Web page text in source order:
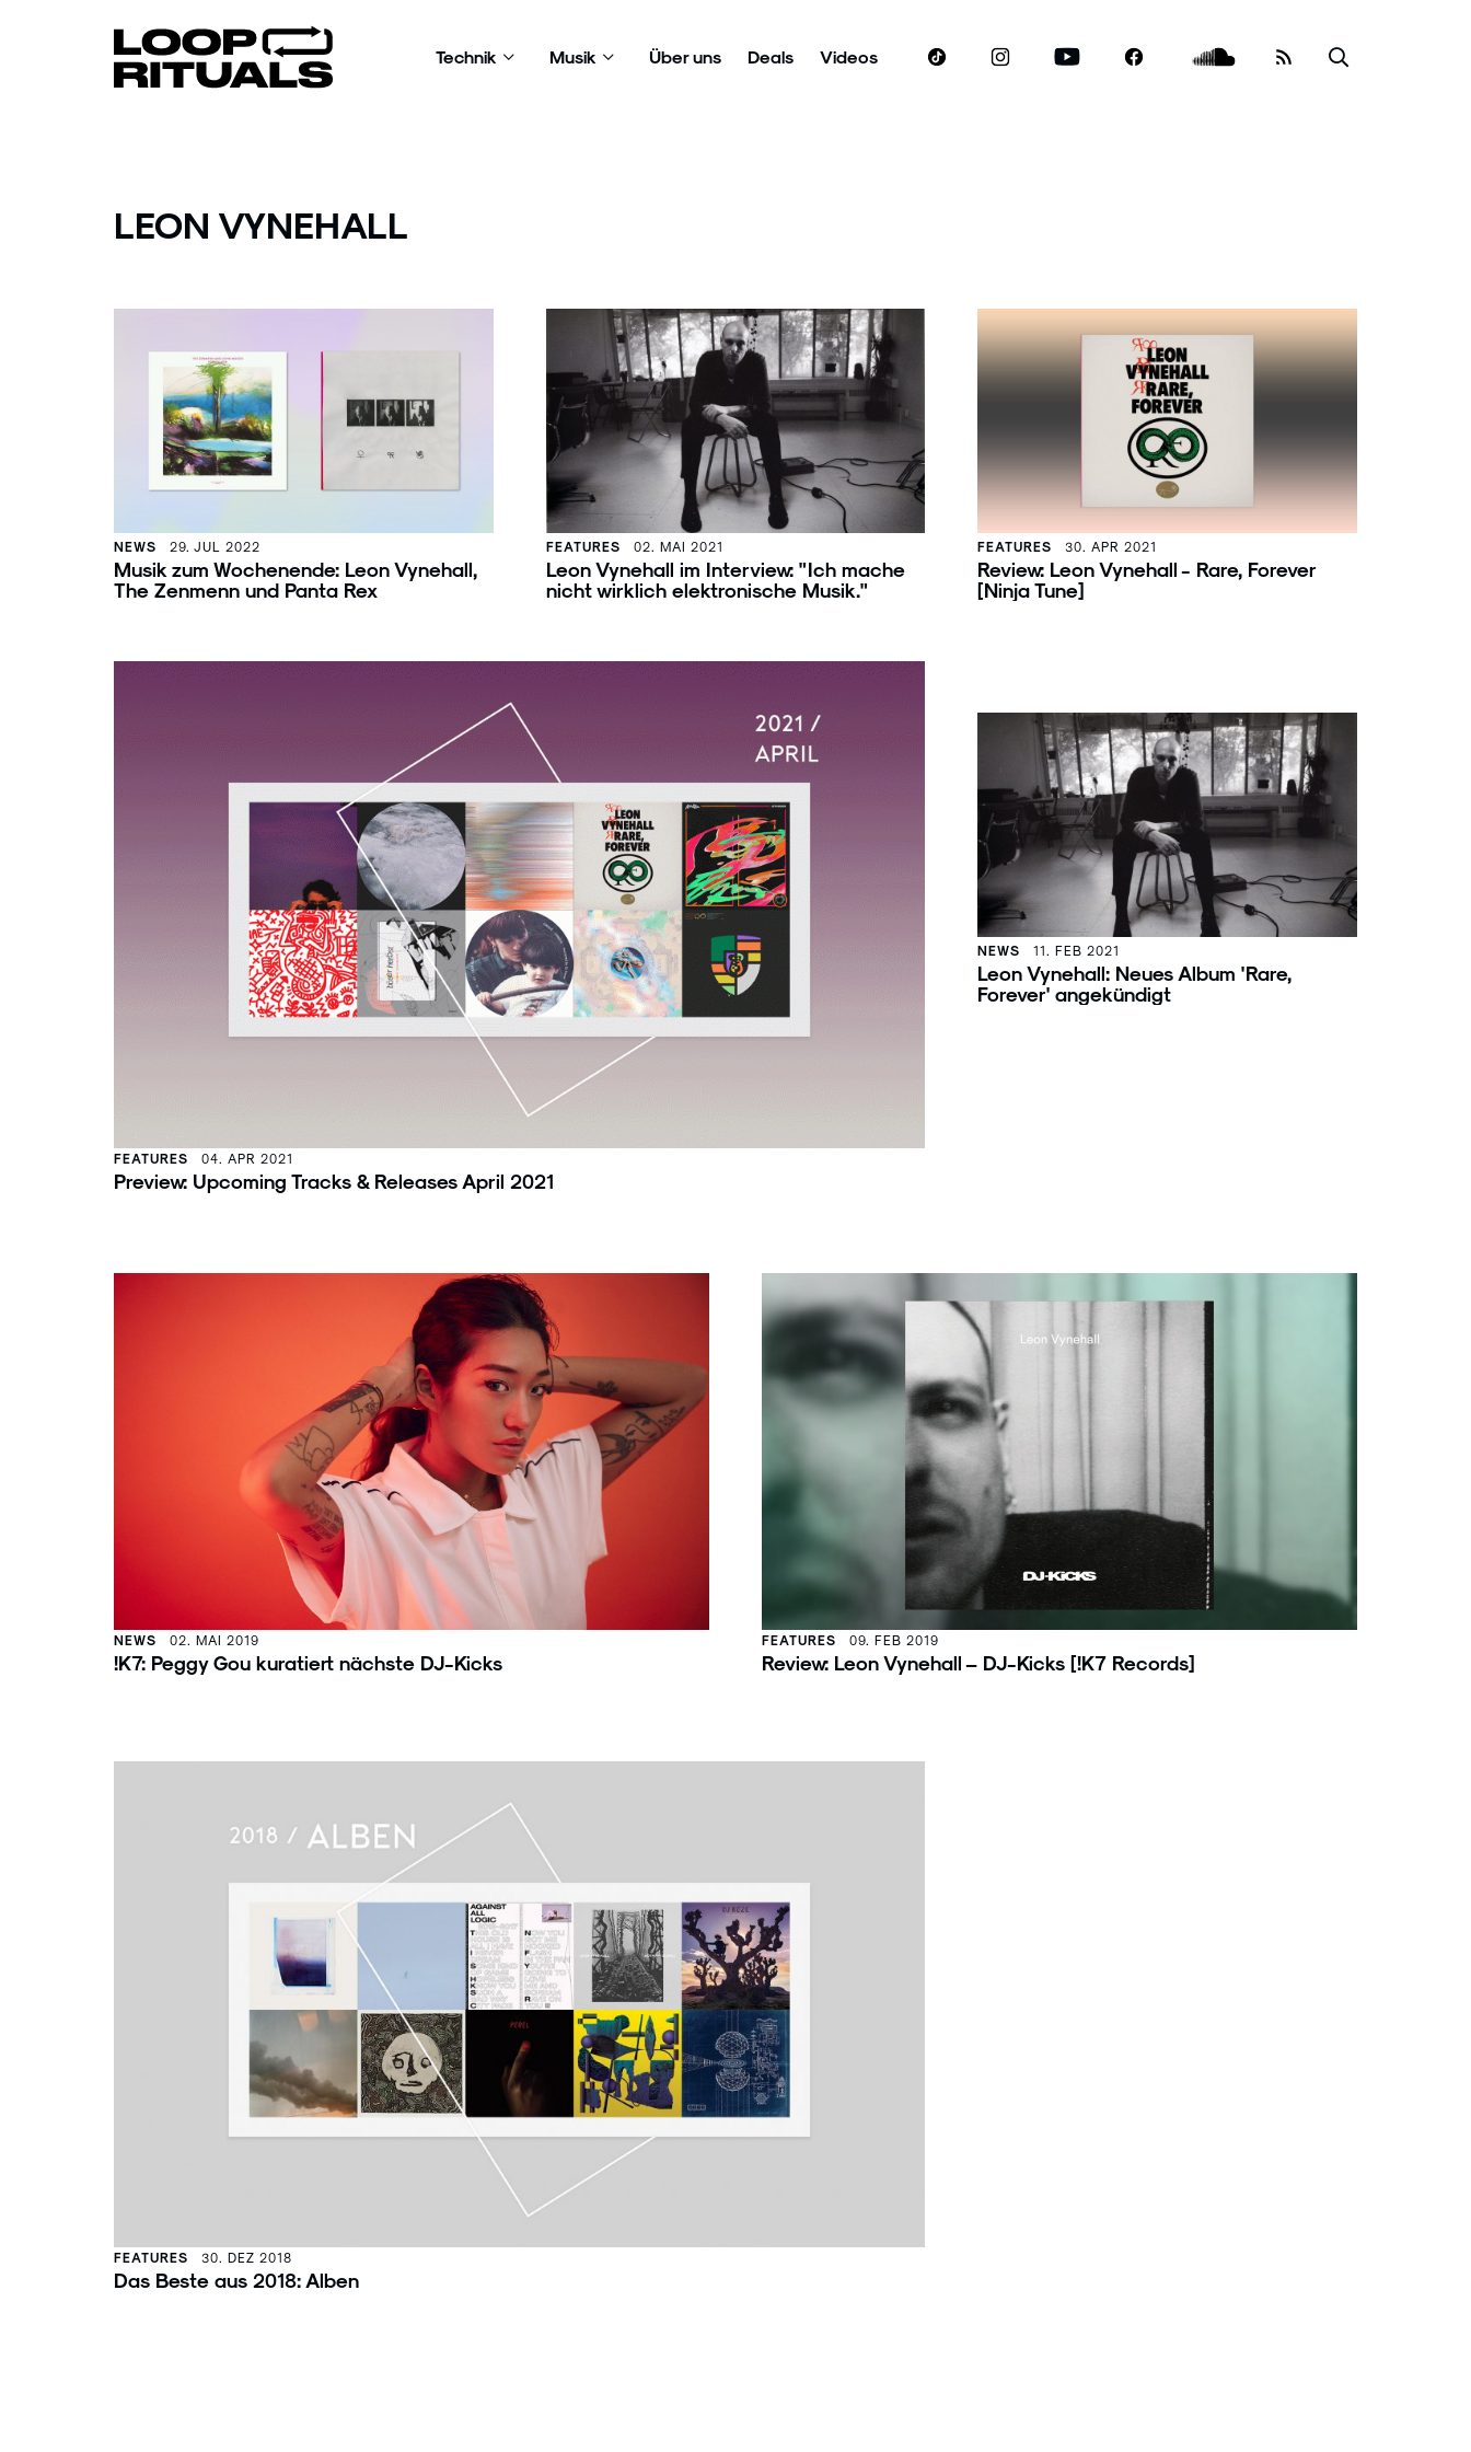
Technik Musik Über uns Deals Videos
LEON VYNEHALL
NEWS 29. JUL 2022
Musik zum Wochenende: Leon Vynehall,
The Zenmenn und Panta Rex
FEATURES 02. MAI 2021
Leon Vynehall im Interview: "Ich mache
nicht wirklich elektronische Musik."
FEATURES 30. APR 2021
Review: Leon Vynehall - Rare, Forever
[Ninja Tune]
FEATURES 04. APR 2021
Preview: Upcoming Tracks & Releases April 2021
NEWS 11. FEB 2021
Leon Vynehall: Neues Album 'Rare,
Forever' angekündigt
NEWS 02. MAI 2019
!K7: Peggy Gou kuratiert nächste DJ-Kicks
FEATURES 09. FEB 2019
Review: Leon Vynehall – DJ-Kicks [!K7 Records]
FEATURES 30. DEZ 2018
Das Beste aus 2018: Alben